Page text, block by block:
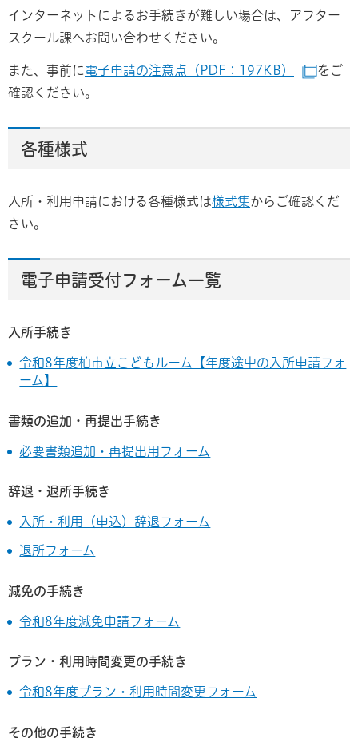
インターネットによるお手続きが難しい場合は、アフター
スクール課へお問い合わせください。
また、事前に電子申請の注意点（PDF：197KB） （別
をご
確認ください。
各種様式
入所・利用申請における各種様式は様式集からご確認くだ
さい。
電子申請受付フォーム一覧
入所手続き
令和8年度柏市立こどもルーム【年度途中の入所申請フォ
ーム】
書類の追加・再提出手続き
必要書類追加・再提出用フォーム
辞退・退所手続き
入所・利用（申込）辞退フォーム
退所フォーム
減免の手続き
令和8年度減免申請フォーム
プラン・利用時間変更の手続き
令和8年度プラン・利用時間変更フォーム
その他の手続き